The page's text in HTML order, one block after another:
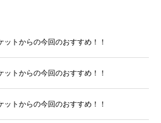
ットからの今回のおすすめ！！
ットからの今回のおすすめ！！
ットからの今回のおすすめ！！